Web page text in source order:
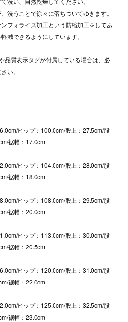
洗うことで徐々に落ちついてゆきます。
フォライズ加工という防縮加工をしてあ
減できるようにしています。
品質表示タグが付属している場合は、必
い。
ヒップ：100.0cm/股上：27.5cm/股
裾幅：17.0cm
ヒップ：104.0cm/股上：28.0cm/股
裾幅：18.0cm
ヒップ：108.0cm/股上：29.5cm/股
裾幅：20.0cm
ヒップ：113.0cm/股上：30.0cm/股
裾幅：20.5cm
ヒップ：120.0cm/股上：31.0cm/股
裾幅：22.0cm
ヒップ：125.0cm/股上：32.5cm/股
裾幅：23.0cm